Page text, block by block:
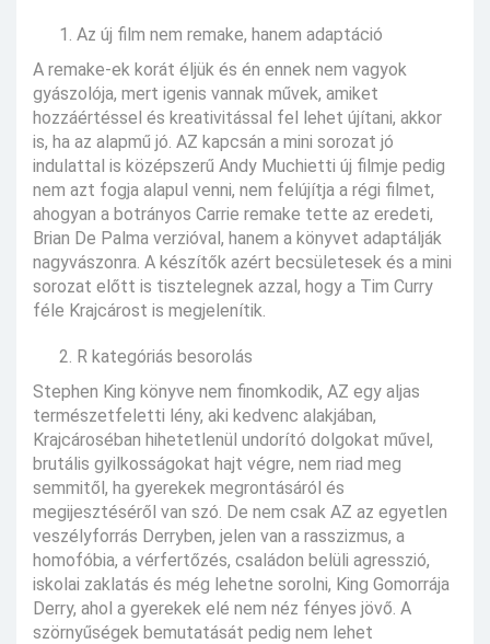
Az új film nem remake, hanem adaptáció
A remake-ek korát éljük és én ennek nem vagyok
gyászolója, mert igenis vannak művek, amiket
hozzáértéssel és kreativitással fel lehet újítani, akkor
is, ha az alapmű jó. AZ kapcsán a mini sorozat jó
indulattal is középszerű Andy Muchietti új filmje pedig
nem azt fogja alapul venni, nem felújítja a régi filmet,
ahogyan a botrányos Carrie remake tette az eredeti,
Brian De Palma verzióval, hanem a könyvet adaptálják
nagyvászonra. A készítők azért becsületesek és a mini
sorozat előtt is tisztelegnek azzal, hogy a Tim Curry
féle Krajcárost is megjelenítik.
R kategóriás besorolás
Stephen King könyve nem finomkodik, AZ egy aljas
természetfeletti lény, aki kedvenc alakjában,
Krajcároséban hihetetlenül undorító dolgokat művel,
brutális gyilkosságokat hajt végre, nem riad meg
semmitől, ha gyerekek megrontásáról és
megijesztéséről van szó. De nem csak AZ az egyetlen
veszélyforrás Derryben, jelen van a rasszizmus, a
homofóbia, a vérfertőzés, családon belüli agresszió,
iskolai zaklatás és még lehetne sorolni, King Gomorrája
Derry, ahol a gyerekek elé nem néz fényes jövő. A
szörnyűségek bemutatását pedig nem lehet